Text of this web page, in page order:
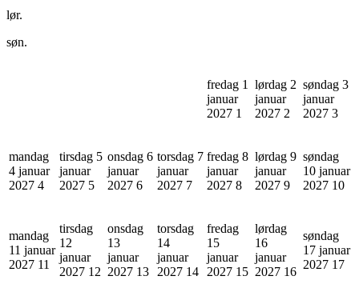
lør.
søn.
fredag 1
januar
2027 1
lørdag 2
januar
2027 2
søndag 3
januar
2027 3
mandag
4 januar
2027 4
tirsdag 5
januar
2027 5
onsdag 6
januar
2027 6
torsdag 7
januar
2027 7
fredag 8
januar
2027 8
lørdag 9
januar
2027 9
søndag
10 januar
2027 10
mandag
11 januar
2027 11
tirsdag
12
januar
2027 12
onsdag
13
januar
2027 13
torsdag
14
januar
2027 14
fredag
15
januar
2027 15
lørdag
16
januar
2027 16
søndag
17 januar
2027 17